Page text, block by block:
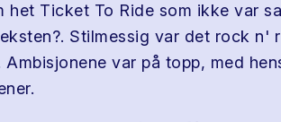
het Ticket To Ride som ikke var
Stilmessig var det rock n'
var på topp, med